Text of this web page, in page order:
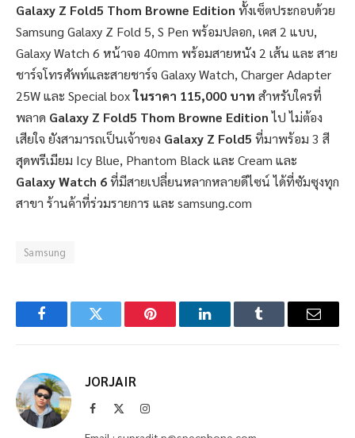
Galaxy Z Fold5 Thom Browne Edition ทั้งเซ็ตประกอบด้วย
Samsung Galaxy Z Fold 5, S Pen พร้อมปลอก, เคส 2 แบบ,
Galaxy Watch 6 หน้าจอ 40mm พร้อมสายหนัง 2 เส้น และ สาย
ชาร์จโทรศัพท์และสายชาร์จ Galaxy Watch, Charger Adapter
25W และ Special boxในราคา 115,000 บาท สำหรับใครที่
พลาด Galaxy Z Fold5 Thom Browne Editionไป ไม่ต้อง
เสียใจ ยังสามารถเป็นเจ้าของ Galaxy Z Fold5 ที่มาพร้อม 3 สี
สุดพรีเมียม Icy Blue, Phantom Black และ Cream และ
Galaxy Watch 6ที่มีสายเปลี่ยนหลากหลายดีไซน์ ได้ที่ซัมซุงทุก
สาขา ร้านค้าที่ร่วมรายการ และ samsung.com
Samsung
FacebookTwitter Pinterest LinkedInTumblr Email
JORJAIR
Facebook Instagram